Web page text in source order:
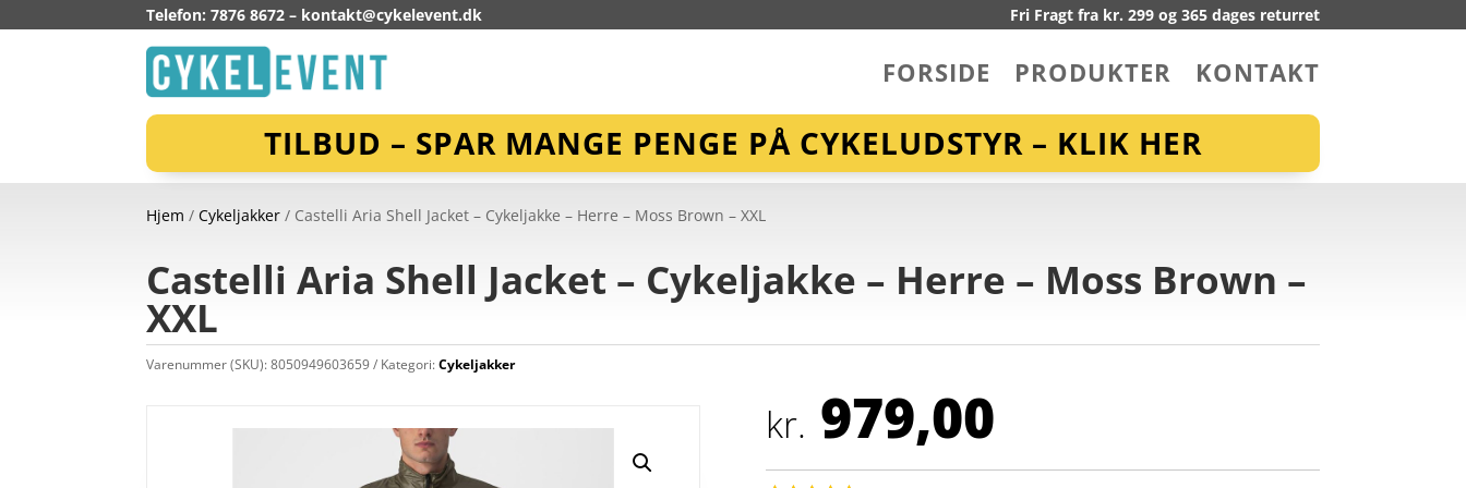
Telefon: 7876 8672 – kontakt@cykelevent.dk Fri Fragt fra kr. 299 og 365 dages returret
FORSIDE PRODUKTER KONTAKT
TILBUD – SPAR MANGE PENGE PÅ CYKELUDSTYR – KLIK HER
Hjem /Cykeljakker / Castelli Aria Shell Jacket – Cykeljakke – Herre – Moss Brown – XXL
Castelli Aria Shell Jacket – Cykeljakke – Herre – Moss Brown –
XXL
Varenummer (SKU):8050949603659 Kategori:Cykeljakker
kr. 979,00